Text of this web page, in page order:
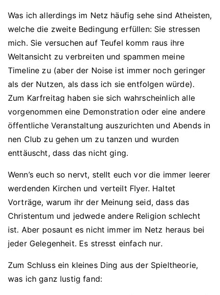
Was ich allerdings im Netz häufig sehe sind Atheisten,
welche die zweite Bedingung erfüllen: Sie stressen
mich. Sie versuchen auf Teufel komm raus ihre
Weltansicht zu verbreiten und spammen meine
Timeline zu (aber der Noise ist immer noch geringer
als der Nutzen, als dass ich sie entfolgen würde).
Zum Karfreitag haben sie sich wahrscheinlich alle
vorgenommen eine Demonstration oder eine andere
öffentliche Veranstaltung auszurichten und Abends in
nen Club zu gehen um zu tanzen und wurden
enttäuscht, dass das nicht ging.
Wenn’s euch so nervt, stellt euch vor die immer leerer
werdenden Kirchen und verteilt Flyer. Haltet
Vorträge, warum ihr der Meinung seid, dass das
Christentum und jedwede andere Religion schlecht
ist. Aber posaunt es nicht immer im Netz heraus bei
jeder Gelegenheit. Es stresst einfach nur.
Zum Schluss ein kleines Ding aus der Spieltheorie,
was ich ganz lustig fand: